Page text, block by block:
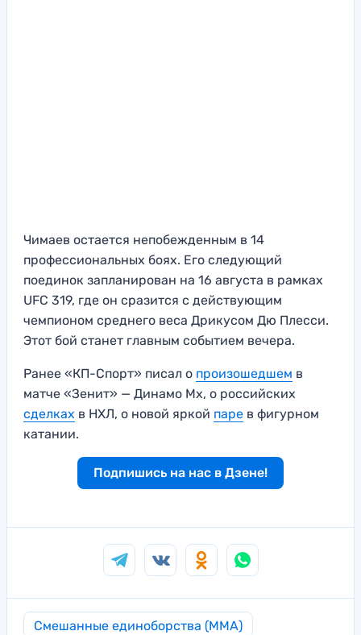
Чимаев остается непобежденным в 14
профессиональных боях. Его следующий
поединок запланирован на 16 августа в рамках
UFC 319, где он сразится с действующим
чемпионом среднего веса Дрикусом Дю Плесси.
Этот бой станет главным событием вечера.
Ранее «КП-Спорт» писал о произошедшем в
матче «Зенит» — Динамо Мх, о российских
сделках в НХЛ, о новой яркой паре в фигурном
катании.
Подпишись на нас в Дзене!
Смешанные единоборства (MMA)